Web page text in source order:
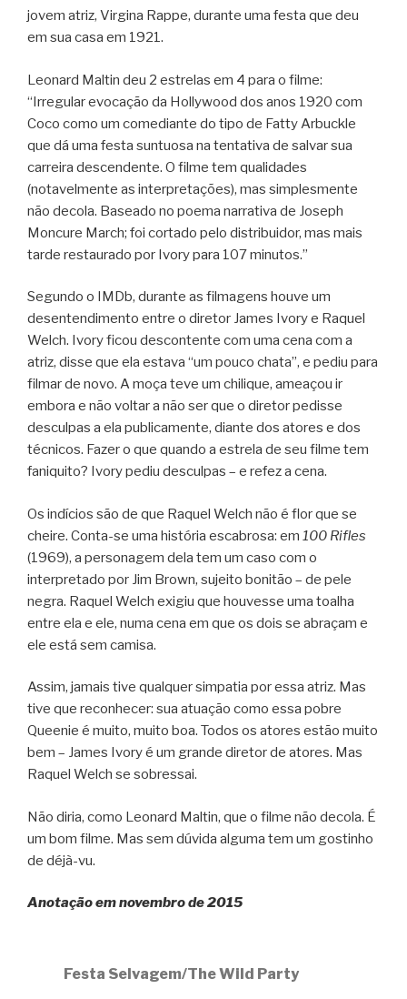
jovem atriz, Virgina Rappe, durante uma festa que deu
em sua casa em 1921.
Leonard Maltin deu 2 estrelas em 4 para o filme:
“Irregular evocação da Hollywood dos anos 1920 com
Coco como um comediante do tipo de Fatty Arbuckle
que dá uma festa suntuosa na tentativa de salvar sua
carreira descendente. O filme tem qualidades
(notavelmente as interpretações), mas simplesmente
não decola. Baseado no poema narrativa de Joseph
Moncure March; foi cortado pelo distribuidor, mas mais
tarde restaurado por Ivory para 107 minutos.”
Segundo o IMDb, durante as filmagens houve um
desentendimento entre o diretor James Ivory e Raquel
Welch. Ivory ficou descontente com uma cena com a
atriz, disse que ela estava “um pouco chata”, e pediu para
filmar de novo. A moça teve um chilique, ameaçou ir
embora e não voltar a não ser que o diretor pedisse
desculpas a ela publicamente, diante dos atores e dos
técnicos. Fazer o que quando a estrela de seu filme tem
faniquito? Ivory pediu desculpas – e refez a cena.
Os indícios são de que Raquel Welch não é flor que se
cheire. Conta-se uma história escabrosa: em 100 Rifles
(1969), a personagem dela tem um caso com o
interpretado por Jim Brown, sujeito bonitão – de pele
negra. Raquel Welch exigiu que houvesse uma toalha
entre ela e ele, numa cena em que os dois se abraçam e
ele está sem camisa.
Assim, jamais tive qualquer simpatia por essa atriz. Mas
tive que reconhecer: sua atuação como essa pobre
Queenie é muito, muito boa. Todos os atores estão muito
bem – James Ivory é um grande diretor de atores. Mas
Raquel Welch se sobressai.
Não diria, como Leonard Maltin, que o filme não decola. É
um bom filme. Mas sem dúvida alguma tem um gostinho
de déjà-vu.
Anotação em novembro de 2015
Festa Selvagem/The Wild Party